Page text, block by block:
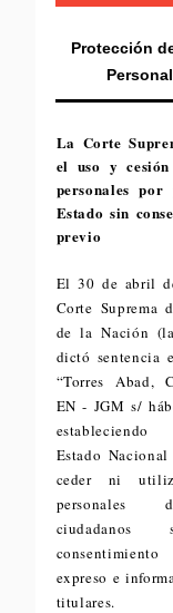
Protección
La Corte
el uso y
personales
Estado sin
previo
El 30 de abril
Corte Suprema
de la Nación
dictó sentencia
“Torres Abad,
EN - JGM s/
Estado
ceder ni
expreso e
titulares.